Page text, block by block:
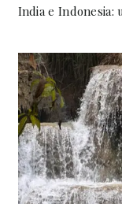
India e Indonesia: